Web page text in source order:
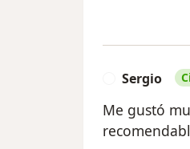
Sergio
Me gustó